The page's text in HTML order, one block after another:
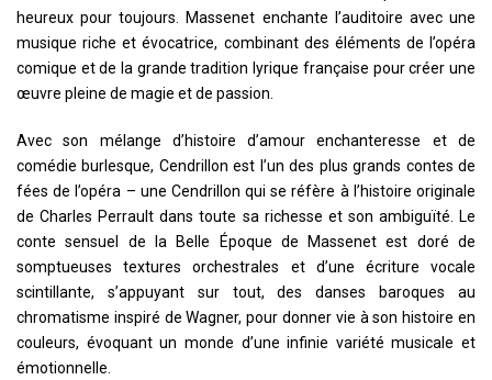
heureux pour toujours. Massenet enchante l’auditoire avec une
musique riche et évocatrice, combinant des éléments de l’opéra
comique et de la grande tradition lyrique française pour créer une
œuvre pleine de magie et de passion.
Avec son mélange d’histoire d’amour enchanteresse et de
comédie burlesque, Cendrillon est l’un des plus grands contes de
fées de l’opéra – une Cendrillon qui se réfère à l’histoire originale
de Charles Perrault dans toute sa richesse et son ambiguïté. Le
conte sensuel de la Belle Époque de Massenet est doré de
somptueuses textures orchestrales et d’une écriture vocale
scintillante, s’appuyant sur tout, des danses baroques au
chromatisme inspiré de Wagner, pour donner vie à son histoire en
couleurs, évoquant un monde d’une infinie variété musicale et
émotionnelle.